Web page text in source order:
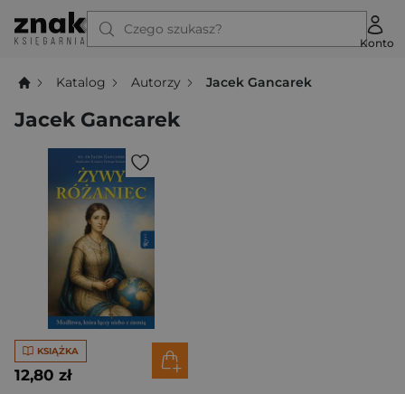
Czego szukasz?
Konto
Katalog Autorzy Jacek Gancarek
Jacek Gancarek
KSIĄŻKA
12,80 zł